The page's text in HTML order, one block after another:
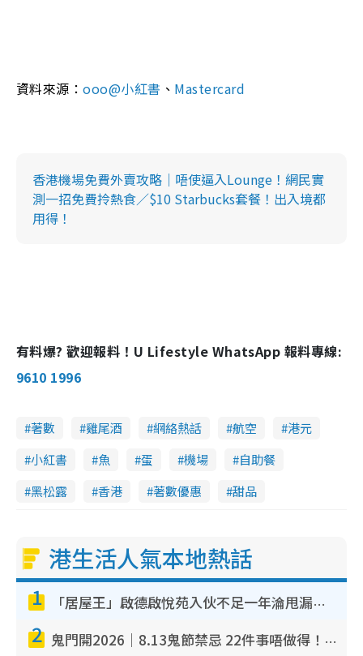
資料來源：ooo@小紅書 、 Mastercard
香港機場免費外賣攻略｜唔使逼入Lounge！網民實
測一招免費拎熱食／$10 Starbucks套餐！出入境都
用得！
有料爆? 歡迎報料！U Lifestyle WhatsApp 報料專線:
9610 1996
著數 雞尾酒 網絡熱話 航空
港元
小紅書
魚 蛋 機場
自助餐
黑松露
香港 著數優惠 甜品
港生活人氣本地熱話
1 「居屋王」啟德啟悅苑入伙不足一年淪甩漏之王！插頭噴火花致大停電 多戶業主全屋家電報銷
2 鬼門開2026｜8.13鬼節禁忌 22件事唔做得！燒肉、刺身要少食？半夜勿吹口哨/打呢個電話